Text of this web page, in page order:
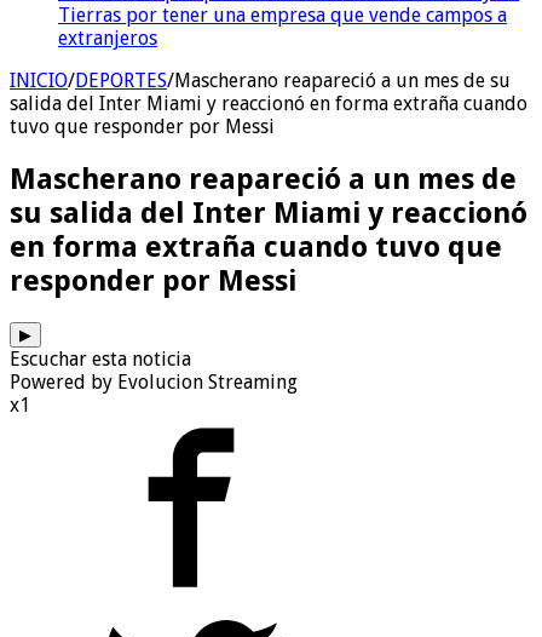
Tierras por tener una empresa que vende campos a
extranjeros
INICIO/DEPORTES/Mascherano reapareció a un mes de su
salida del Inter Miami y reaccionó en forma extraña cuando
tuvo que responder por Messi
Mascherano reapareció a un mes de
su salida del Inter Miami y reaccionó
en forma extraña cuando tuvo que
responder por Messi
▶
Escuchar esta noticia
Powered by Evolucion Streaming
x1